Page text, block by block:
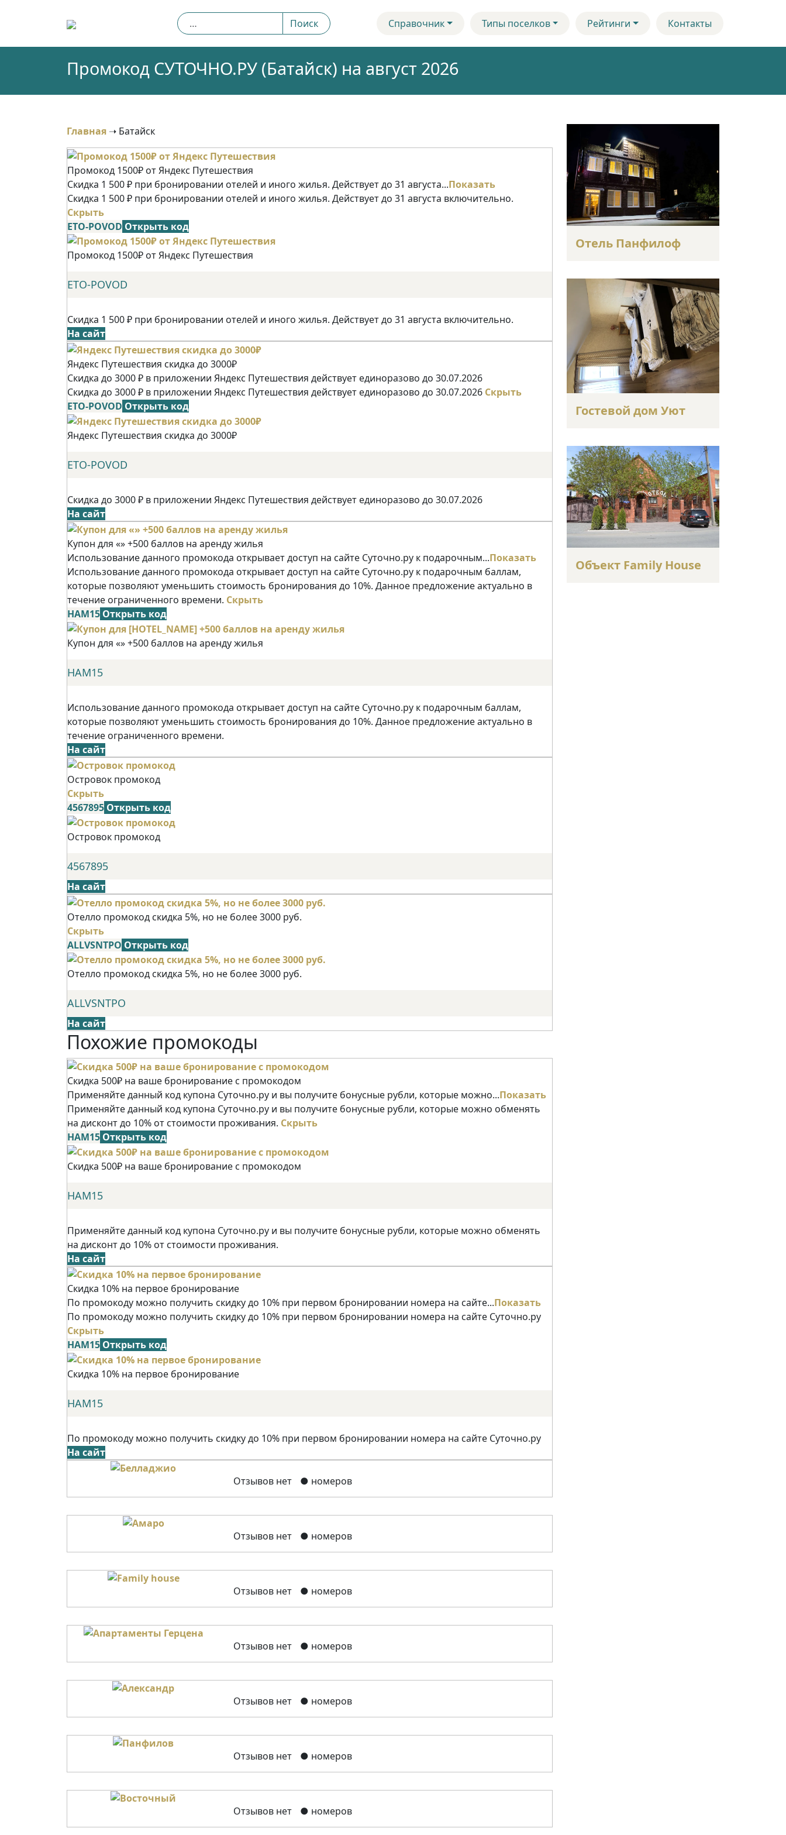
Найти: Поиск Справочник Типы поселков Рейтинги Контакты
Промокод СУТОЧНО.РУ (Батайск) на август 2026
Главная ➝ Батайск
Промокод 1500₽ от Яндекс Путешествия
Скидка 1 500 ₽ при бронировании отелей и иного жилья. Действует до 31 августа...Показать
Скидка 1 500 ₽ при бронировании отелей и иного жилья. Действует до 31 августа включительно.
Скрыть
ETO-POVOD Открыть код
Промокод 1500₽ от Яндекс Путешествия
ETO-POVOD
Скидка 1 500 ₽ при бронировании отелей и иного жилья. Действует до 31 августа включительно.
На сайт
Яндекс Путешествия скидка до 3000₽
Скидка до 3000 ₽ в приложении Яндекс Путешествия действует единоразово до 30.07.2026
Скидка до 3000 ₽ в приложении Яндекс Путешествия действует единоразово до 30.07.2026 Скрыть
ETO-POVOD Открыть код
Яндекс Путешествия скидка до 3000₽
ETO-POVOD
Скидка до 3000 ₽ в приложении Яндекс Путешествия действует единоразово до 30.07.2026
На сайт
Купон для «» +500 баллов на аренду жилья
Использование данного промокода открывает доступ на сайте Суточно.ру к подарочным...Показать
Использование данного промокода открывает доступ на сайте Суточно.ру к подарочным баллам,
которые позволяют уменьшить стоимость бронирования до 10%. Данное предложение актуально в
течение ограниченного времени. Скрыть
НАМ15 Открыть код
Купон для «» +500 баллов на аренду жилья
НАМ15
Использование данного промокода открывает доступ на сайте Суточно.ру к подарочным баллам,
которые позволяют уменьшить стоимость бронирования до 10%. Данное предложение актуально в
течение ограниченного времени.
На сайт
Островок промокод
Скрыть
4567895 Открыть код
Островок промокод
4567895
На сайт
Отелло промокод скидка 5%, но не более 3000 руб.
Скрыть
ALLVSNTPO Открыть код
Отелло промокод скидка 5%, но не более 3000 руб.
ALLVSNTPO
На сайт
Похожие промокоды
Скидка 500₽ на ваше бронирование с промокодом
Применяйте данный код купона Суточно.ру и вы получите бонусные рубли, которые можно...Показать
Применяйте данный код купона Суточно.ру и вы получите бонусные рубли, которые можно обменять
на дисконт до 10% от стоимости проживания. Скрыть
НАМ15 Открыть код
Скидка 500₽ на ваше бронирование с промокодом
НАМ15
Применяйте данный код купона Суточно.ру и вы получите бонусные рубли, которые можно обменять
на дисконт до 10% от стоимости проживания.
На сайт
Скидка 10% на первое бронирование
По промокоду можно получить скидку до 10% при первом бронировании номера на сайте...Показать
По промокоду можно получить скидку до 10% при первом бронировании номера на сайте Суточно.ру
Скрыть
НАМ15 Открыть код
Скидка 10% на первое бронирование
НАМ15
По промокоду можно получить скидку до 10% при первом бронировании номера на сайте Суточно.ру
На сайт
Отзывов нет ● номеров
Отзывов нет ● номеров
Отзывов нет ● номеров
Отзывов нет ● номеров
Отзывов нет ● номеров
Отзывов нет ● номеров
Отзывов нет ● номеров
Отель Панфилоф
Гостевой дом Уют
Объект Family House